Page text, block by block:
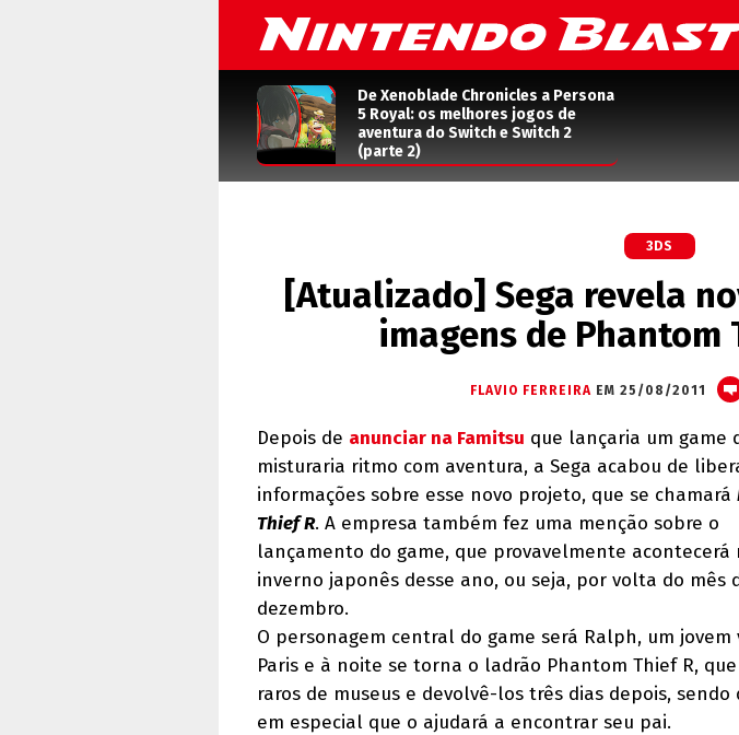
De Xenoblade Chronicles a Persona
5 Royal: os melhores jogos de
aventura do Switch e Switch 2
(parte 2)
3DS
[Atualizado] Sega revela
imagens de Phantom
FLAVIO FERREIRA EM 25/08/2011
Depois de anunciar na Famitsu que lançaria um game
misturaria ritmo com aventura, a Sega acabou de
informações sobre esse novo projeto, que se chamará
Thief R. A empresa também fez uma menção sobre o
lançamento do game, que provavelmente acontecerá
inverno japonês desse ano, ou seja, por volta do mês
dezembro.
O personagem central do game será Ralph, um
Paris e à noite se torna o ladrão Phantom Thief R,
raros de museus e devolvê-los três dias depois,
em especial que o ajudará a encontrar seu pai.